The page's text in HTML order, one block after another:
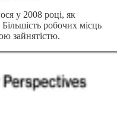
у 2008 році, як
робочих місць
зайнятістю.